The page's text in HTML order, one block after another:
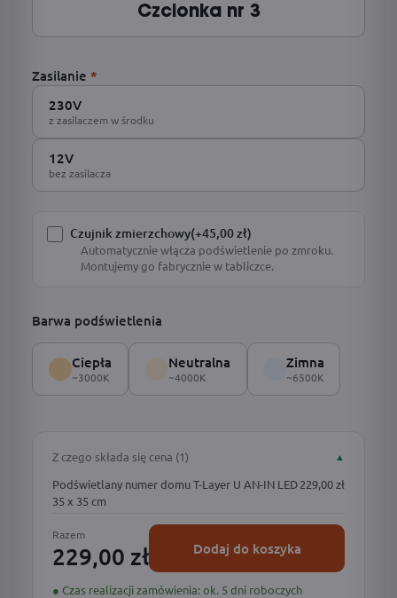
Czcionka nr 3
Zasilanie *
230V
z zasilaczem w środku
12V
bez zasilacza
Czujnik zmierzchowy(+45,00 zł)
Automatycznie włącza podświetlenie po zmroku.
Montujemy go fabrycznie w tabliczce.
Barwa podświetlenia
Ciepła
~3000K
Neutralna
~4000K
Zimna
~6500K
Z czego składa się cena (1) ▲
Podświetlany numer domu T-Layer U AN-IN LED
35 x 35 cm
229,00 zł
Razem
229,00 zł Dodaj do koszyka
● Czas realizacji zamówienia: ok. 5 dni roboczych